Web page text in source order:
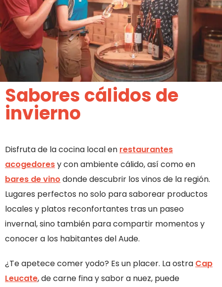
Sabores cálidos de
invierno
Disfruta de la cocina local en restaurantes
acogedoresy con ambiente cálido, así como en
bares de vino donde descubrir los vinos de la región.
Lugares perfectos no solo para saborear productos
locales y platos reconfortantes tras un paseo
invernal, sino también para compartir momentos y
conocer a los habitantes del Aude.
¿Te apetece comer yodo? Es un placer. La ostra Cap
Leucate, de carne fina y sabor a nuez, puede